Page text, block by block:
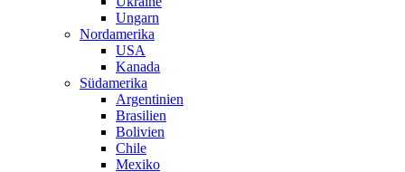
Ungarn
Nordamerika
USA
Kanada
Südamerika
Argentinien
Brasilien
Bolivien
Chile
Mexiko